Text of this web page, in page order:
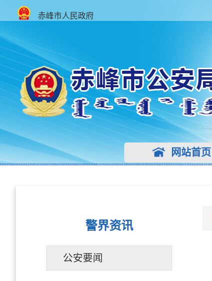
赤峰市人民政府
网站首页
警界资讯
公安要闻